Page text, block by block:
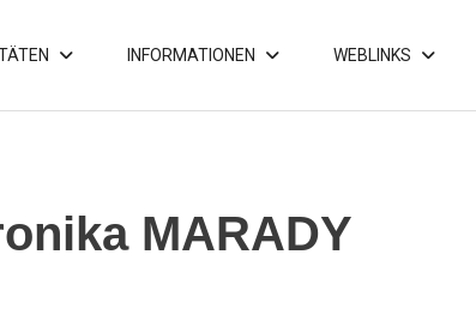
INFORMATIONEN WEBLINKS
MARADY